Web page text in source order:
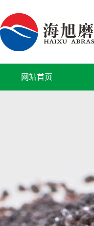
网站首页